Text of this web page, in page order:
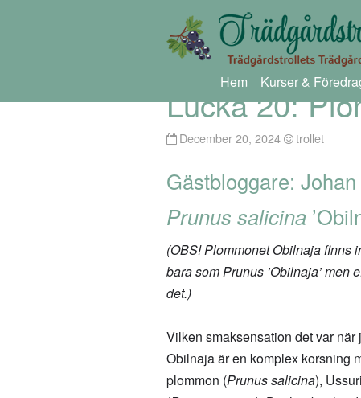
Hem Kurser &
Lucka 20:
December 20, 2024 trollet
Gästbloggare:
Prunus salicina
(OBS! Plommonet Obilnaja finns
bara som Prunus ’Obilnaja’ men
det.)
Vilken smaksensation det var
Obilnaja är en komplex korsning
plommon (Prunus salicina),